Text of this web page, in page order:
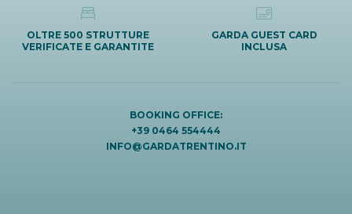
OLTRE 500 STRUTTURE
VERIFICATE E GARANTITE
GARDA GUEST CARD
INCLUSA
BOOKING OFFICE:
+39 0464 554444
INFO@GARDATRENTINO.IT